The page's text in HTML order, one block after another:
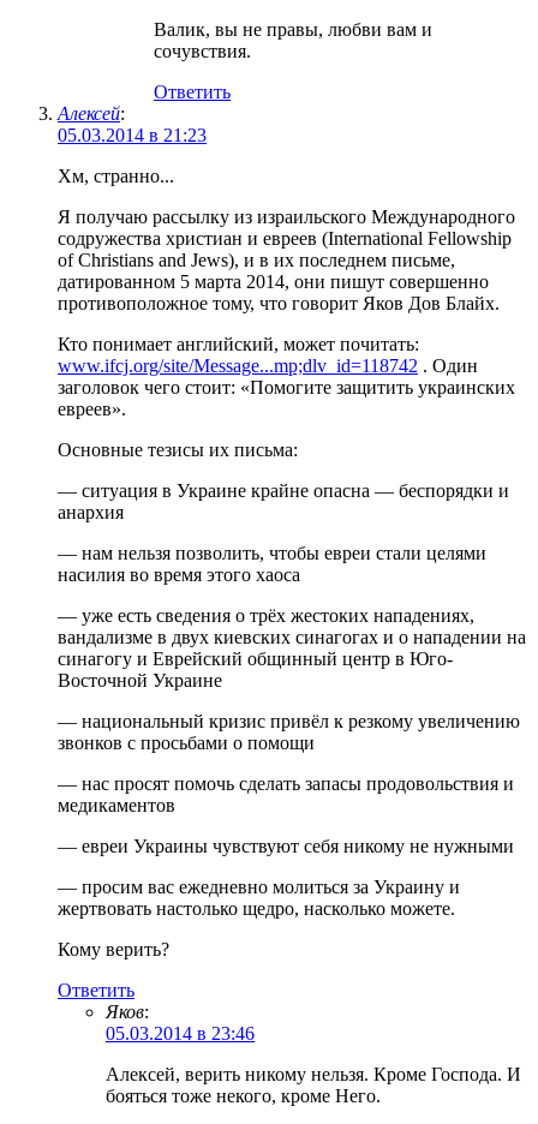
Валик, вы не правы, любви вам и
сочувствия.
Ответить
Алексей:
05.03.2014 в 21:23
Хм, странно...
Я получаю рассылку из израильского Международного
содружества христиан и евреев (International Fellowship
of Christians and Jews), и в их последнем письме,
датированном 5 марта 2014, они пишут совершенно
противоположное тому, что говорит Яков Дов Блайх.
Кто понимает английский, может почитать:
www.ifcj.org/site/Message...mp;dlv_id=118742 . Один
заголовок чего стоит: «Помогите защитить украинских
евреев».
Основные тезисы их письма:
— ситуация в Украине крайне опасна — беспорядки и
анархия
— нам нельзя позволить, чтобы евреи стали целями
насилия во время этого хаоса
— уже есть сведения о трёх жестоких нападениях,
вандализме в двух киевских синагогах и о нападении на
синагогу и Еврейский общинный центр в Юго-
Восточной Украине
— национальный кризис привёл к резкому увеличению
звонков с просьбами о помощи
— нас просят помочь сделать запасы продовольствия и
медикаментов
— евреи Украины чувствуют себя никому не нужными
— просим вас ежедневно молиться за Украину и
жертвовать настолько щедро, насколько можете.
Кому верить?
Ответить
Яков:
05.03.2014 в 23:46
Алексей, верить никому нельзя. Кроме Господа. И
бояться тоже некого, кроме Него.